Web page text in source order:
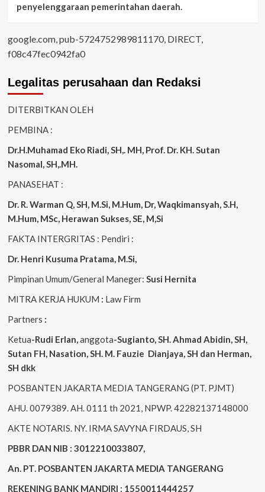
penyelenggaraan pemerintahan daerah.
google.com, pub-5724752989811170, DIRECT,
f08c47fec0942fa0
Legalitas perusahaan dan Redaksi
DITERBITKAN OLEH
PEMBINA :
Dr.H.Muhamad Eko Riadi, SH,. MH, Prof. Dr. KH. Sutan
Nasomal, SH,.MH.
PANASEHAT :
Dr. R. Warman Q, SH, M.Si, M.Hum, Dr, Waqkimansyah, S.H,
M.Hum, MSc, Herawan Sukses, SE, M,Si
FAKTA INTERGRITAS : Pendiri :
Dr. Henri Kusuma Pratama, M.Si,
Pimpinan Umum/General Maneger: Susi Hernita
MITRA KERJA HUKUM : Law Firm
Partners :
Ketua-Rudi Erlan,anggota-Sugianto, SH. Ahmad Abidin, SH,
Sutan FH, Nasation, SH. M. Fauzie Dianjaya, SH dan Herman,
SH dkk
POSBANTEN JAKARTA MEDIA TANGERANG (PT. PJMT)
AHU. 0079389. AH. 0111 th 2021, NPWP. 42282137148000
AKTE NOTARIS. NY. IRMA SAVYNA FIRDAUS, SH
PBBR DAN NIB : 3012210033807,
An. PT. POSBANTEN JAKARTA MEDIA TANGERANG
REKENING BANK MANDIRI : 1550011444257